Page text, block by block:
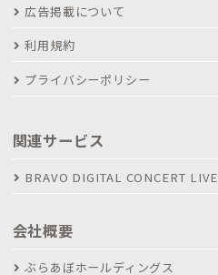
広告掲載について
利用規約
プライバシーポリシー
関連サービス
BRAVO DIGITAL CONCERT LIVE
会社概要
ぶらあぼホールディングス